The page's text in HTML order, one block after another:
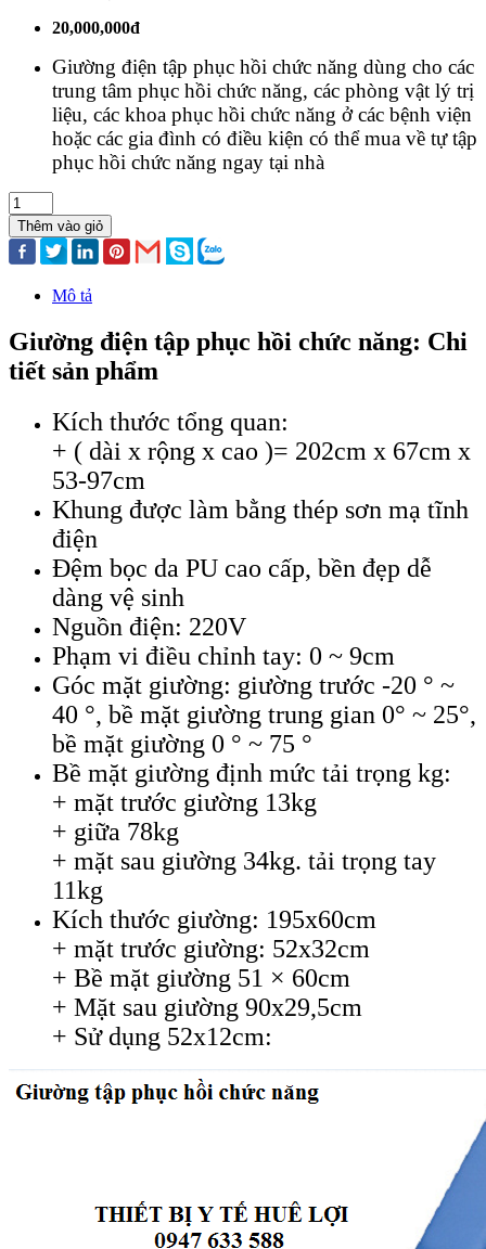
20,000,000đ
Giường điện tập phục hồi chức năng dùng cho các
trung tâm phục hồi chức năng, các phòng vật lý trị
liệu, các khoa phục hồi chức năng ở các bệnh viện
hoặc các gia đình có điều kiện có thể mua về tự tập
phục hồi chức năng ngay tại nhà
Thêm vào giỏ
Mô tả
Giường điện tập phục hồi chức năng: Chi
tiết sản phẩm
Kích thước tổng quan:
+ ( dài x rộng x cao )= 202cm x 67cm x
53-97cm
Khung được làm bằng thép sơn mạ tĩnh
điện
Đệm bọc da PU cao cấp, bền đẹp dễ
dàng vệ sinh
Nguồn điện: 220V
Phạm vi điều chỉnh tay: 0 ~ 9cm
Góc mặt giường: giường trước -20 ° ~
40 °, bề mặt giường trung gian 0° ~ 25°,
bề mặt giường 0 ° ~ 75 °
Bề mặt giường định mức tải trọng kg:
+ mặt trước giường 13kg
+ giữa 78kg
+ mặt sau giường 34kg. tải trọng tay
11kg
Kích thước giường: 195x60cm
+ mặt trước giường: 52x32cm
+ Bề mặt giường 51 × 60cm
+ Mặt sau giường 90x29,5cm
+ Sử dụng 52x12cm: